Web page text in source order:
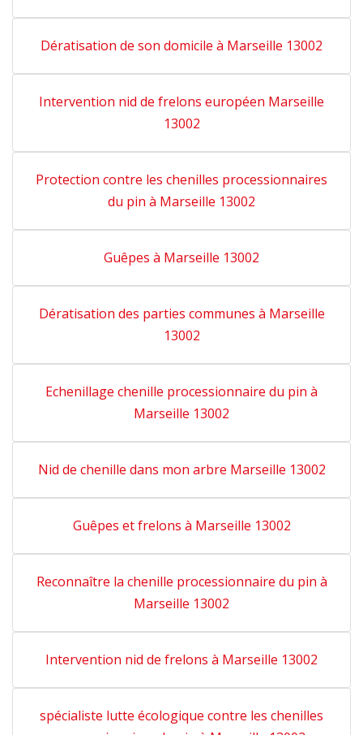
Dératisation de son domicile à Marseille 13002
Intervention nid de frelons européen Marseille
13002
Protection contre les chenilles processionnaires
du pin à Marseille 13002
Guêpes à Marseille 13002
Dératisation des parties communes à Marseille
13002
Echenillage chenille processionnaire du pin à
Marseille 13002
Nid de chenille dans mon arbre Marseille 13002
Guêpes et frelons à Marseille 13002
Reconnaître la chenille processionnaire du pin à
Marseille 13002
Intervention nid de frelons à Marseille 13002
spécialiste lutte écologique contre les chenilles